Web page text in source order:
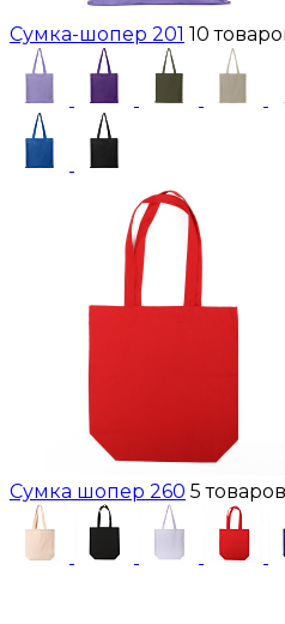
Сумка-шопер 201 10
Сумка шопер 260 5 товаров